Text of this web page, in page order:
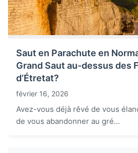
Saut en Parachute en
Grand Saut au-dessus des
d’Étretat?
février 16, 2026
Avez-vous déjà rêvé de vous
de vous abandonner au gré...